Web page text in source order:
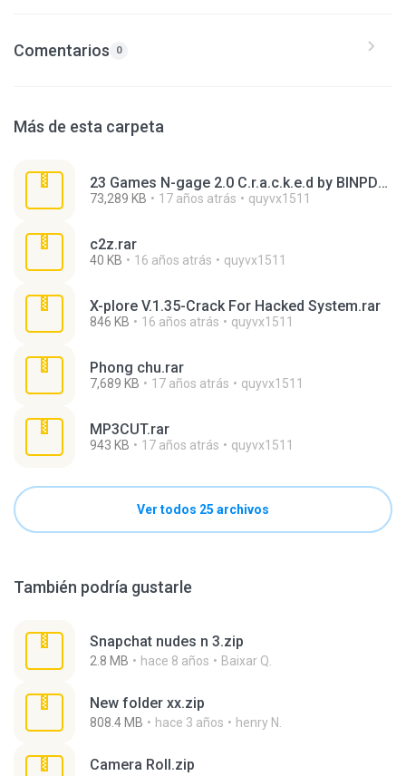
Comentarios 0
Más de esta carpeta
23 Games N-gage 2.0 C.r.a.c.k.e.d by BINPDA part 3.rar
73,289 KB 17 años atrás quyvx1511
c2z.rar
40 KB 16 años atrás quyvx1511
X-plore V.1.35-Crack For Hacked System.rar
846 KB 16 años atrás quyvx1511
Phong chu.rar
7,689 KB 17 años atrás quyvx1511
MP3CUT.rar
943 KB 17 años atrás quyvx1511
Ver todos 25 archivos
También podría gustarle
Snapchat nudes n 3.zip
2.8 MB hace 8 años Baixar Q.
New folder xx.zip
808.4 MB hace 3 años henry N.
Camera Roll.zip